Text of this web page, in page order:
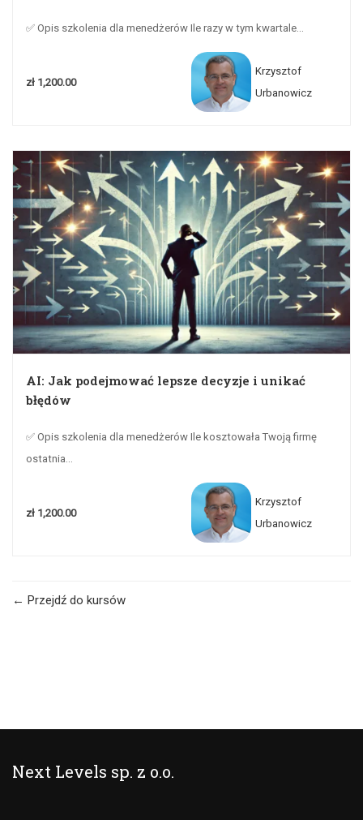
✅ Opis szkolenia dla menedżerów Ile razy w tym kwartale...
zł 1,200.00
Krzysztof
Urbanowicz
AI: Jak podejmować lepsze decyzje i unikać
błędów
✅ Opis szkolenia dla menedżerów Ile kosztowała Twoją firmę
ostatnia...
zł 1,200.00
Krzysztof
Urbanowicz
Przejdź do kursów
Next Levels sp. z o.o.